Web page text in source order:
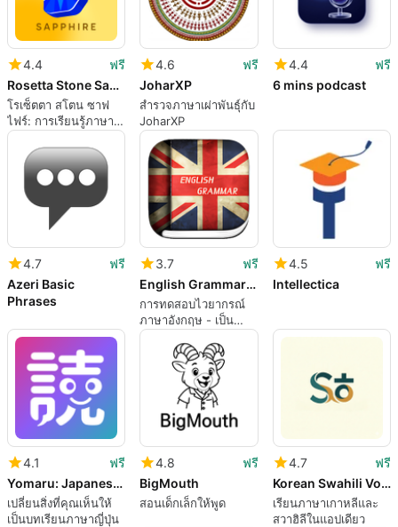
4.4
ฟรี
Rosetta Stone Sapphire
โรเซ็ตตา สโตน ซาฟ
ไฟร์: การเรียนรู้ภาษา
แบบดื่มด่ำบน Android
4.6
ฟรี
JoharXP
สำรวจภาษาเผ่าพันธุ์กับ
JoharXP
4.4
ฟรี
6 mins podcast
4.7
ฟรี
Azeri Basic
Phrases
3.7
ฟรี
English Grammar Test
การทดสอบไวยากรณ์
ภาษาอังกฤษ - เป็น
ไวยากรณ์ของคุณจนถึง
ยานัตถุ์หรือไม่ ทดสอบ
4.5
ฟรี
Intellectica
4.1
ฟรี
Yomaru: Japanese Kanji & Words
เปลี่ยนสิ่งที่คุณเห็นให้
เป็นบทเรียนภาษาญี่ปุ่น
4.8
ฟรี
BigMouth
สอนเด็กเล็กให้พูด
4.7
ฟรี
Korean Swahili Vocabulary
เรียนภาษาเกาหลีและ
สวาฮิลีในแอปเดียว